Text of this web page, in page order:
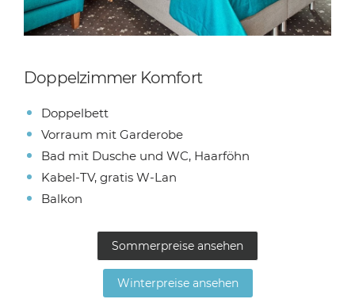
Doppelzimmer Komfort
Doppelbett
Vorraum mit Garderobe
Bad mit Dusche und WC, Haarföhn
Kabel-TV, gratis W-Lan
Balkon
Sommerpreise ansehen
Winterpreise ansehen